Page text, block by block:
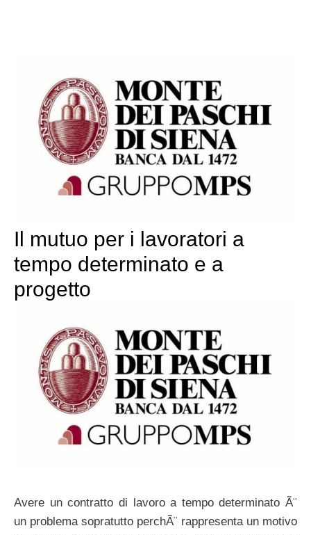
Il mutuo per i lavoratori a
tempo determinato e a
progetto
Avere un contratto di lavoro a tempo determinato Ã¨
un problema sopratutto perchÃ¨ rappresenta un motivo